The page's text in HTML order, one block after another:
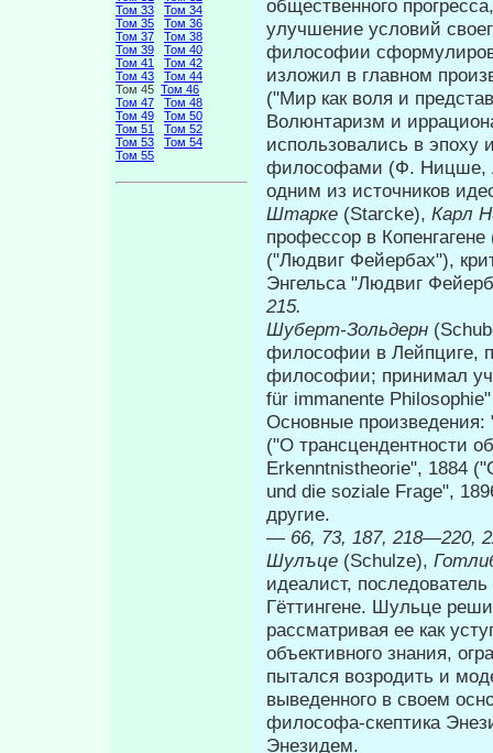
Том 33
Том 34
Том 35
Том 36
Том 37
Том 38
Том 39
Том 40
Том 41
Том 42
Том 43
Том 44
Том 45 Том 46
Том 47
Том 48
Том 49
Том 50
Том 51
Том 52
Том 53
Том 54
Том 55
общественного
улучшение условий
философии
изложил в главном
("Мир как воля и
Волюнтаризм и
использовались в
философами (Ф. Ницше,
одним из источников
Штарке (Starcke), Карл
профессор в
("Людвиг Фейербах"),
Энгельса "Людвиг
215.
Шуберт-Зольдерн
философии в Лейпциге,
философии; принимал
für immanente
Основные произведения:
("О трансцендентности
Erkenntnistheorie", 1884
und die soziale Frage",
другие.
— 66, 73, 187, 218—220,
Шулъце (Schulze),
идеалист,
Гёттингене. Шульце
рассматривая ее как
объективного знания,
пытался возродить и
выведенного в своем
философа-скептика
Энезидем.